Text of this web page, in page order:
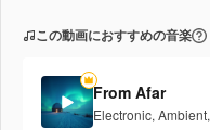
この動画におすすめの音楽
From Afar
Electronic, Ambient,